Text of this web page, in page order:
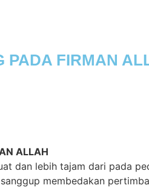
PADA FIRMAN
ALLAH
dan lebih tajam dari pada
membedakan